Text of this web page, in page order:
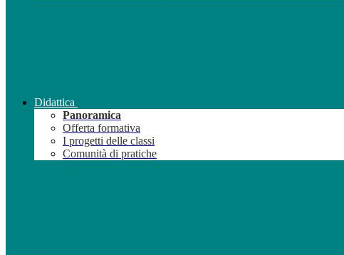
Didattica
Panoramica
Offerta formativa
I progetti delle classi
Comunità di pratiche